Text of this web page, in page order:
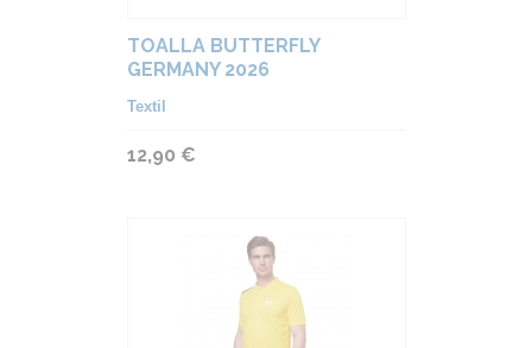
TOALLA BUTTERFLY
GERMANY 2026
Textil
12,90 €